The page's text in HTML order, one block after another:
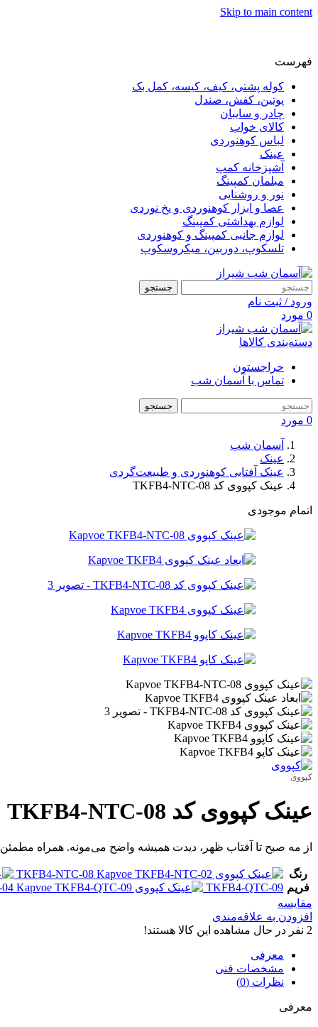
Skip to main content
فهرست
کوله پشتی، کیف، کیسه، کمل بک
پوتین، کفش، صندل
چادر و سایبان
کالای خواب
لباس کوهنوردی
عینک
آشپزخانه کمپ
مبلمان کمپینگ
نور و روشنایی
عصا و ابزار کوهنوردی و یخ نوردی
لوازم بهداشتی کمپینگ
لوازم جانبی کمپینگ و کوهنوردی
تلسکوپ، دوربین، میکروسکوپ
جستجو
ورود / ثبت نام
0 مورد
دسته‌بندی کالاها
حراجستون
تماس با آسمان شب
جستجو
0 مورد
آسمان شب
عینک
عینک آفتابی کوهنوردی و طبیعت‌گردی
عینک کپووی کد TKFB4-NTC-08
اتمام موجودی
کپووی
عینک کپووی کد TKFB4-NTC-08
از مه صبح تا آفتاب ظهر، دیدت همیشه واضح می‌مونه. همراه
رنگ
فریم
TKFB4-NTC-08
TKFB4-QTC-09
مقایسه
افزودن به علاقه‌مندی
2 نفر در حال مشاهده این کالا هستند!
معرفی
مشخصات فنی
نظرات (0)
معرفی